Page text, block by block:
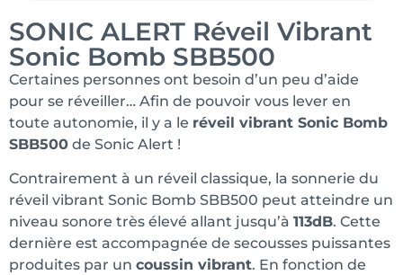
SONIC ALERT Réveil Vibrant
Sonic Bomb SBB500
Certaines personnes ont besoin d’un peu d’aide
pour se réveiller… Afin de pouvoir vous lever en
toute autonomie, il y a le réveil vibrant Sonic Bomb
SBB500 de Sonic Alert !
Contrairement à un réveil classique, la sonnerie du
réveil vibrant Sonic Bomb SBB500 peut atteindre un
niveau sonore très élevé allant jusqu’à 113dB. Cette
dernière est accompagnée de secousses puissantes
produites par un coussin vibrant. En fonction de